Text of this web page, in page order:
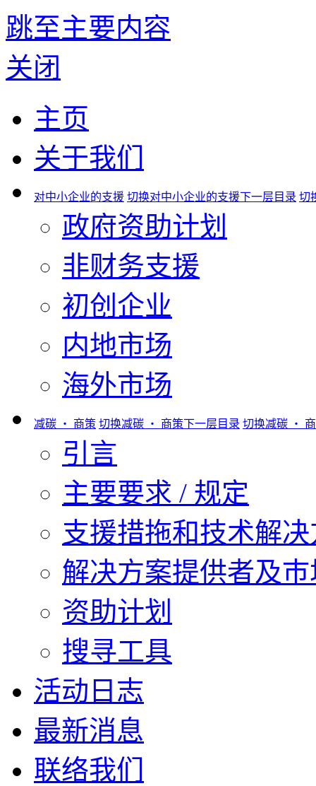
跳至主要内容
关闭
主页
关于我们
对中小企业的支援 切换对中小企业的支援下一层目录 切
政府资助计划
非财务支援
初创企业
内地市场
海外市场
减碳 ‧ 商策 切换减碳 ‧ 商策下一层目录 切换减碳 ‧
引言
主要要求 / 规定
支援措拖和技术解
解决方案提供者及
资助计划
搜寻工具
活动日志
最新消息
联络我们